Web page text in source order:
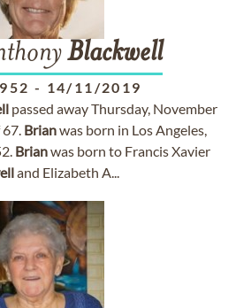
Blackwell
- 14/11/2019
passed away Thursday, November
Brianwas born in Los Angeles,
Brianwas born to Francis Xavier
and Elizabeth A...